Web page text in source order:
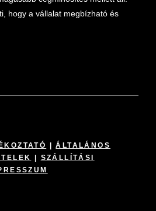
hogy a vállalat megbízható és
|ÁLTALÁNOS
SZÁLLÍTÁSI